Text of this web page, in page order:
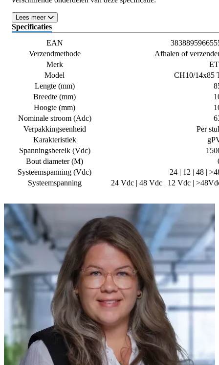
Lees meer
Specificaties
EAN
Verzendmethode
Afhalen of
Merk
Model
CH10/14x85
Lengte (mm)
Breedte (mm)
Hoogte (mm)
Nominale stroom (Adc)
Verpakkingseenheid
Per
Karakteristiek
Spanningsbereik (Vdc)
Bout diameter (M)
Systeemspanning (Vdc)
24 | 12 | 48 |
Systeemspanning
24 Vdc | 48 Vdc | 12 Vdc |